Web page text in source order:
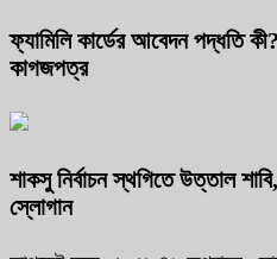
ফ্যামিলি কার্ডের আবেদন পদ্ধতি
কাগজপত্র
শাকসু নির্বাচন স্থগিতে উত্তাল
স্লোগান